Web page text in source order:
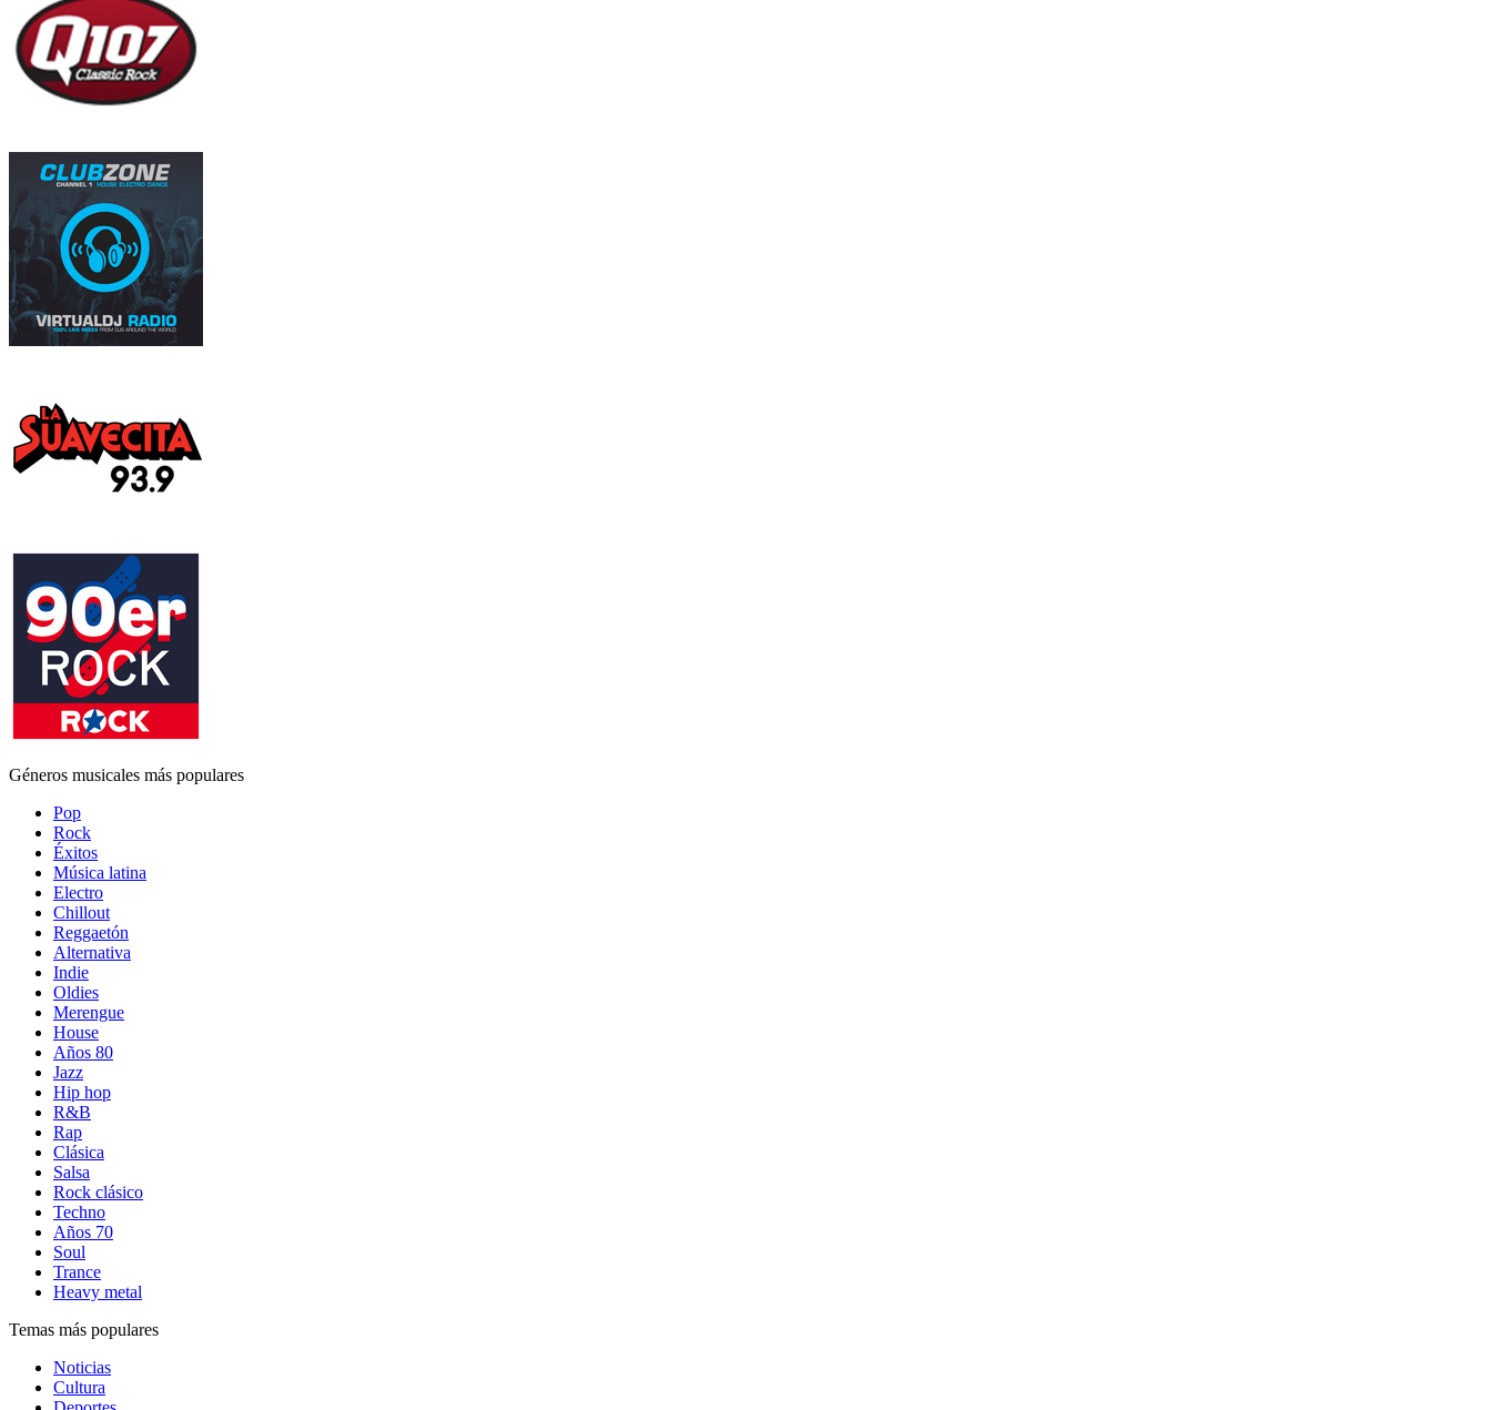
Géneros musicales más populares
Pop
Rock
Éxitos
Música latina
Electro
Chillout
Reggaetón
Alternativa
Indie
Oldies
Merengue
House
Años 80
Jazz
Hip hop
R&B
Rap
Clásica
Salsa
Rock clásico
Techno
Años 70
Soul
Trance
Heavy metal
Temas más populares
Noticias
Cultura